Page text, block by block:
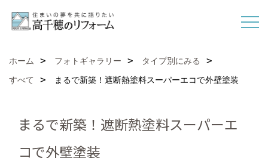
ホーム フォトギャラリー
タイプ別にみる
すべて
まるで新築！遮断熱塗料スーパーエコで外壁塗装
まるで新築！遮断熱塗料スーパーエ
コで外壁塗装